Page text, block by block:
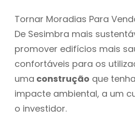
Tornar Moradias Para
De Sesimbra mais
promover edifícios mais
confortáveis para os
uma construção que
impacte ambiental, a um
o investidor.